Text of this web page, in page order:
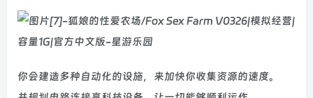
你会建造多种自动化的设施，来加快你收集资源的速度。